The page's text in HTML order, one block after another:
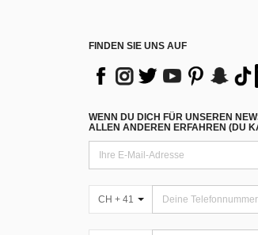
FINDEN SIE UNS AUF
WENN DU DICH FÜR UNSEREN
ALLEN ANDEREN ERFAHREN (DU
CH + 41